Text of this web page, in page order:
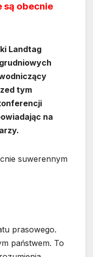
są obecnie
Landtag
tym
na
suwerennym
prasowego.
państwem. To